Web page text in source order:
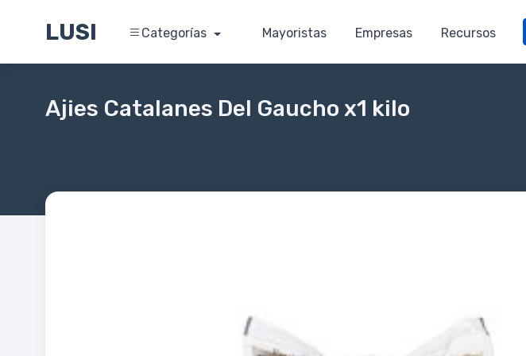
LUSI Categorías Mayoristas Empresas Recursos
Ajies Catalanes Del Gaucho x1 kilo